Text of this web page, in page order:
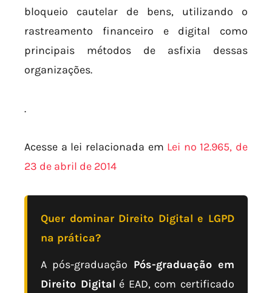
bloqueio cautelar de bens, utilizando o
rastreamento financeiro e digital como
principais métodos de asfixia dessas
organizações.
.
Acesse a lei relacionada em Lei nº 12.965, de
23 de abril de 2014
Quer dominar Direito Digital e LGPD
na prática?
A pós-graduação Pós-graduação em
Direito Digital é EAD, com certificado